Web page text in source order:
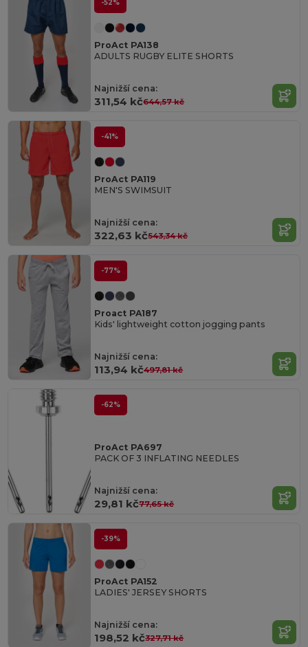
-52%
ProAct PA138
ADULTS RUGBY ELITE SHORTS
Najnižší cena:
311,54 kč644,57 kč
-41%
ProAct PA119
MEN'S SWIMSUIT
Najnižší cena:
322,63 kč543,34 kč
-77%
Proact PA187
Kids' lightweight cotton jogging pants
Najnižší cena:
113,94 kč497,81 kč
-62%
ProAct PA697
PACK OF 3 INFLATING NEEDLES
Najnižší cena:
29,81 kč77,65 kč
-39%
ProAct PA152
LADIES' JERSEY SHORTS
Najnižší cena:
198,52 kč327,71 kč